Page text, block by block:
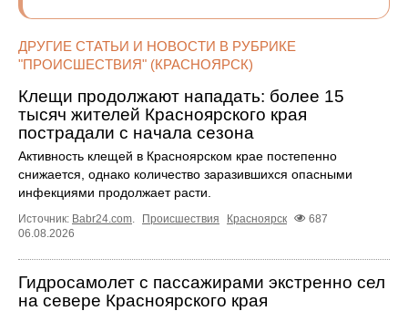
ДРУГИЕ СТАТЬИ И НОВОСТИ В РУБРИКЕ
"ПРОИСШЕСТВИЯ" (КРАСНОЯРСК)
Клещи продолжают нападать: более 15
тысяч жителей Красноярского края
пострадали с начала сезона
Активность клещей в Красноярском крае постепенно
снижается, однако количество заразившихся опасными
инфекциями продолжает расти.
Источник: Babr24.com Происшествия Красноярск
687
06.08.2026
Гидросамолет с пассажирами экстренно сел
на севере Красноярского края